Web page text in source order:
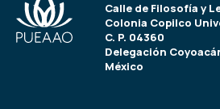
Calle de Filosofía y
Colonia Copilco
C. P. 04360
Delegación
México